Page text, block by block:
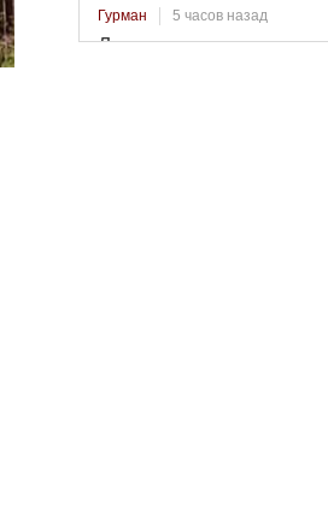
Гурман 5 часов назад
Лосось пряного